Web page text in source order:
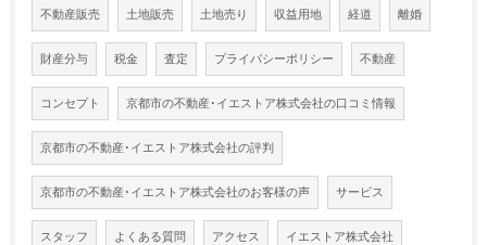
不動産販売 土地販売 土地売り 収益用地 経道 離婚
財産分与 税金 査定 プライバシーポリシー 不動産
コンセプト 京都市の不動産･イエストア株式会社の口コミ情報
京都市の不動産･イエストア株式会社の評判
京都市の不動産･イエストア株式会社のお客様の声 サービス
スタッフ よくある質問 アクセス イエストア株式会社